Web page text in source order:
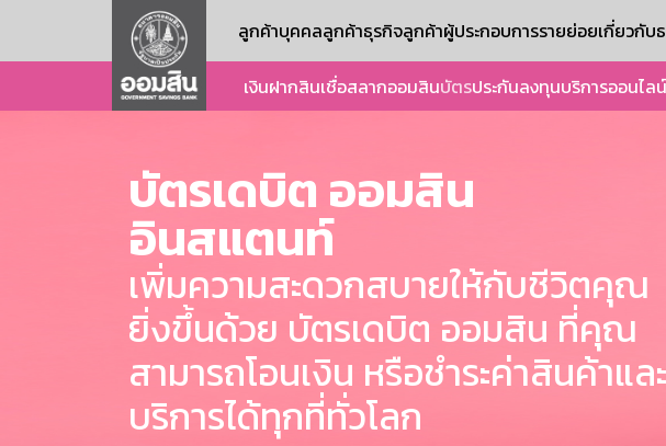
ลูกค้าบุคคลลูกค้าธุรกิจลูกค้าผู้ประกอบการรายย่อยเกี่ยวกับ
เงินฝากสินเชื่อสลากออมสินบัตรประกันลงทุนบริการออนไลน์
บัตรเดบิต ออมสิน
อินสแตนท์
เพิ่มความสะดวกสบายให้กับชีวิตคุณ
ยิ่งขึ้นด้วย บัตรเดบิต ออมสิน ที่คุณ
สามารถโอนเงิน หรือชำระค่าสินค้าและ
บริการได้ทุกที่ทั่วโลก